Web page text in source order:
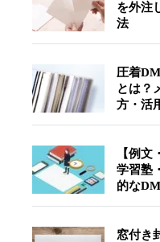
を外注
法
圧着
とは？
方・活
【例文
学習塾
的な
窓付き